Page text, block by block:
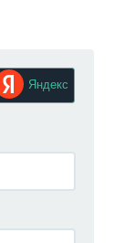
Яндекс